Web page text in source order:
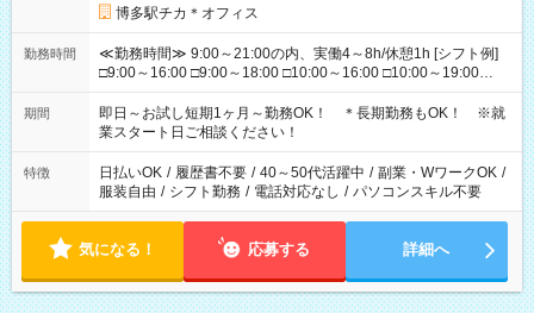
博多駅チカ＊オフィス
勤務時間
≪勤務時間≫ 9:00～21:00の内、実働4～8h/休憩1h [シフト例]
□9:00～16:00 □9:00～18:00 □10:00～16:00 □10:00～19:00
□11:00～20:00 □12:00～19:00 □12:00～21:00 □16:00～21:00
□17:00～21:00 ◆残業なし ◆勤務時間固定の相談OK ◆上記以外
の勤務時間も相談OK
期間
即日～お試し短期1ヶ月～勤務OK！ ＊長期勤務もOK！ ※就
業スタート日ご相談ください！
特徴 日払いOK / 履歴書不要 / 40～50代活躍中 / 副業・WワークOK /
服装自由 / シフト勤務 / 電話対応なし / パソコンスキル不要
気になる！ 応募する 詳細へ